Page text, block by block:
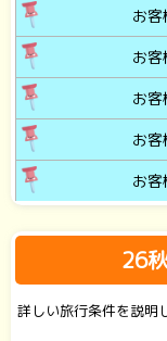
お
お
お
お
お
26
詳しい旅行条件を説明